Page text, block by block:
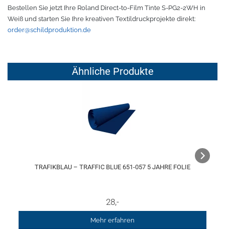
TPU
Materialien für die Stickerei
Verschiedenes 3D Drucker Zubehör
Bestellen Sie jetzt Ihre Roland Direct-to-Film Tinte S-PG2-2WH in
Weiß und starten Sie Ihre kreativen Textildruckprojekte direkt:
order@schildproduktion.de
Ähnliche Produkte
TRAFIKBLAU – TRAFFIC BLUE 651-057 5 JAHRE FOLIE
28,-
Mehr erfahren